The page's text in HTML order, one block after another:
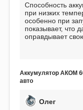
Способность
при низких
особенно при
показывает, что
оправдывает
пожалел.
Аккумулятор АКОМ
авто
Олег